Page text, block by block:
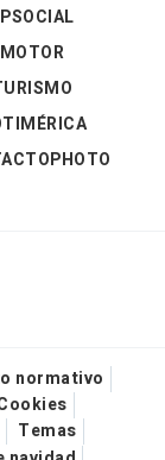
MOTOR
normativo
Temas